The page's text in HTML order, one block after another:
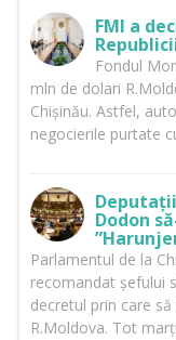
FMI a
Fondul
mln de dolari
Chișinău. Astfel,
negocierile purtate
Dodon
Parlamentul de la
recomandat șefului
decretul prin care
R.Moldova. Tot